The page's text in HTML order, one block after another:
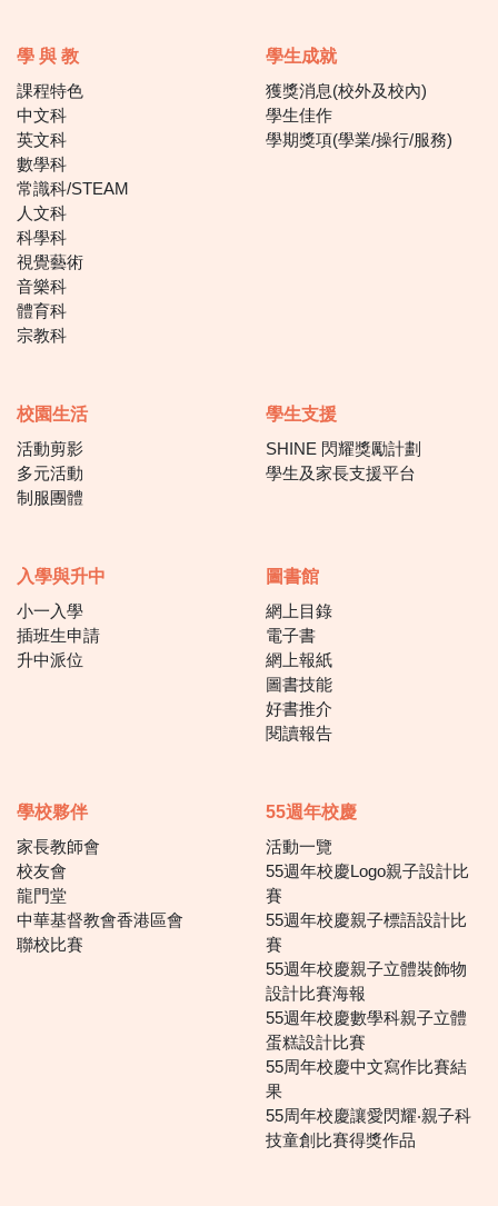
學 與 教
課程特色
中文科
英文科
數學科
常識科/STEAM
人文科
科學科
視覺藝術
音樂科
體育科
宗教科
學生成就
獲獎消息(校外及校內)
學生佳作
學期獎項(學業/操行/服務)
校園生活
活動剪影
多元活動
制服團體
學生支援
SHINE 閃耀獎勵計劃
學生及家長支援平台
入學與升中
小一入學
插班生申請
升中派位
圖書館
網上目錄
電子書
網上報紙
圖書技能
好書推介
閱讀報告
學校夥伴
家長教師會
校友會
龍門堂
中華基督教會香港區會
聯校比賽
55週年校慶
活動一覽
55週年校慶Logo親子設計比
賽
55週年校慶親子標語設計比
賽
55週年校慶親子立體裝飾物
設計比賽海報
55週年校慶數學科親子立體
蛋糕設計比賽
55周年校慶中文寫作比賽結
果
55周年校慶讓愛閃耀‧親子科
技童創比賽得獎作品